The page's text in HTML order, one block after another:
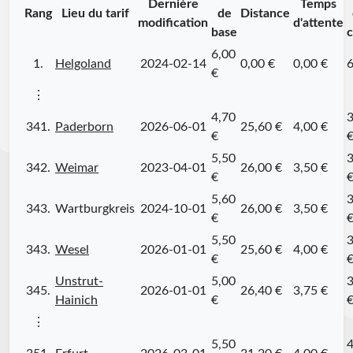
Rang Lieu du tarif
Dernière
modification
de
base
Distance
Temps
d'attente
1. Helgoland 2024-02-14
6,00
€
0,00 € 0,00 €
⋮
341. Paderborn 2026-06-01
4,70
€
25,60 € 4,00 €
€
342. Weimar 2023-04-01
5,50
€
26,00 € 3,50 €
€
343. Wartburgkreis 2024-10-01
5,60
€
26,00 € 3,50 €
€
343. Wesel 2026-01-01
5,50
€
25,60 € 4,00 €
€
345.
Unstrut-
Hainich
2026-01-01
5,00
€
26,40 € 3,75 €
€
⋮
5,50